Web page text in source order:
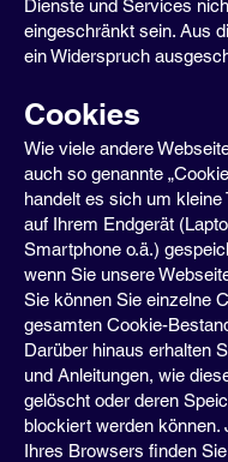
Dienste und Services
eingeschränkt sein. Aus
ein Widerspruch
Cookies
Wie viele andere
auch so genannte
handelt es sich um kleine
auf Ihrem Endgerät
Smartphone o.ä.)
wenn Sie unsere
Sie können Sie einzelne
gesamten Cookie-
Darüber hinaus erhalten
und Anleitungen, wie
gelöscht oder deren
blockiert werden können.
Ihres Browsers finden